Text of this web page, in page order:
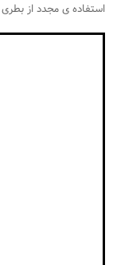
استفاده ی مجدد از